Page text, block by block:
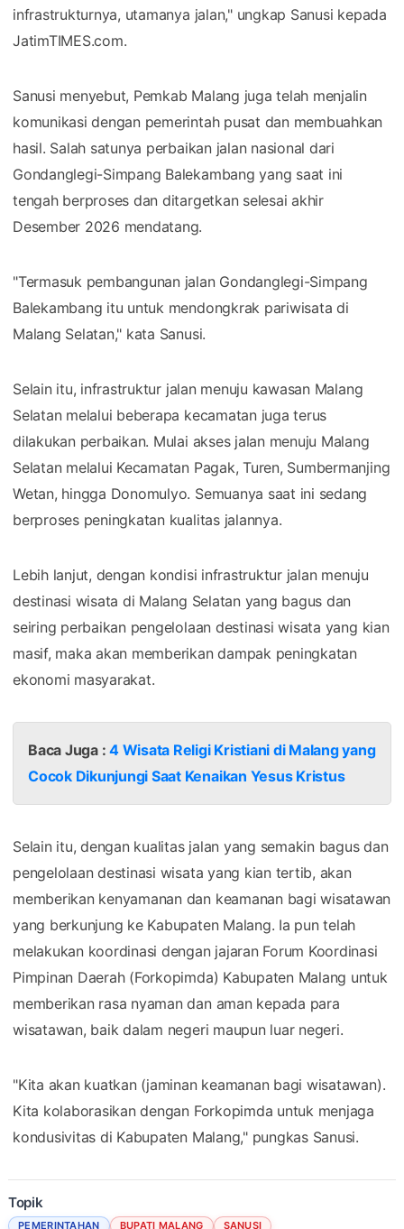
infrastrukturnya, utamanya jalan," ungkap Sanusi kepada
JatimTIMES.com.
Sanusi menyebut, Pemkab Malang juga telah menjalin
komunikasi dengan pemerintah pusat dan membuahkan
hasil. Salah satunya perbaikan jalan nasional dari
Gondanglegi-Simpang Balekambang yang saat ini
tengah berproses dan ditargetkan selesai akhir
Desember 2026 mendatang.
"Termasuk pembangunan jalan Gondanglegi-Simpang
Balekambang itu untuk mendongkrak pariwisata di
Malang Selatan," kata Sanusi.
Selain itu, infrastruktur jalan menuju kawasan Malang
Selatan melalui beberapa kecamatan juga terus
dilakukan perbaikan. Mulai akses jalan menuju Malang
Selatan melalui Kecamatan Pagak, Turen, Sumbermanjing
Wetan, hingga Donomulyo. Semuanya saat ini sedang
berproses peningkatan kualitas jalannya.
Lebih lanjut, dengan kondisi infrastruktur jalan menuju
destinasi wisata di Malang Selatan yang bagus dan
seiring perbaikan pengelolaan destinasi wisata yang kian
masif, maka akan memberikan dampak peningkatan
ekonomi masyarakat.
Baca Juga :4 Wisata Religi Kristiani di Malang yang
Cocok Dikunjungi Saat Kenaikan Yesus Kristus
Selain itu, dengan kualitas jalan yang semakin bagus dan
pengelolaan destinasi wisata yang kian tertib, akan
memberikan kenyamanan dan keamanan bagi wisatawan
yang berkunjung ke Kabupaten Malang. Ia pun telah
melakukan koordinasi dengan jajaran Forum Koordinasi
Pimpinan Daerah (Forkopimda) Kabupaten Malang untuk
memberikan rasa nyaman dan aman kepada para
wisatawan, baik dalam negeri maupun luar negeri.
"Kita akan kuatkan (jaminan keamanan bagi wisatawan).
Kita kolaborasikan dengan Forkopimda untuk menjaga
kondusivitas di Kabupaten Malang," pungkas Sanusi.
Topik
PEMERINTAHAN BUPATI MALANG SANUSI